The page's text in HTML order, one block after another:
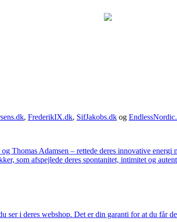
, FrederikIX.dk, SifJakobs.dk og
Thomas Adamsen – rettede deres innovative
som afspejlede deres spontanitet, intimitet og
ser i deres webshop. Det er din garanti for at du får